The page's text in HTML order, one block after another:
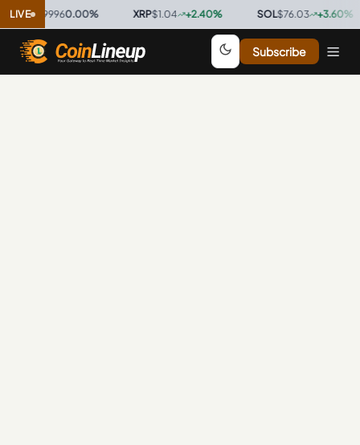
LIVE
$0.99960.00%· XRP$1.04 +2.40%· SOL$76.03 +3.60%·
Subscribe